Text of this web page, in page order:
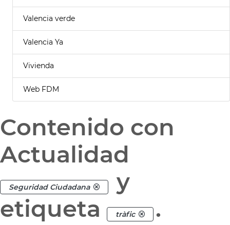
Valencia verde
Valencia Ya
Vivienda
Web FDM
Contenido con
Actualidad
Seguridad Ciudadana
y
etiqueta
tràfic .